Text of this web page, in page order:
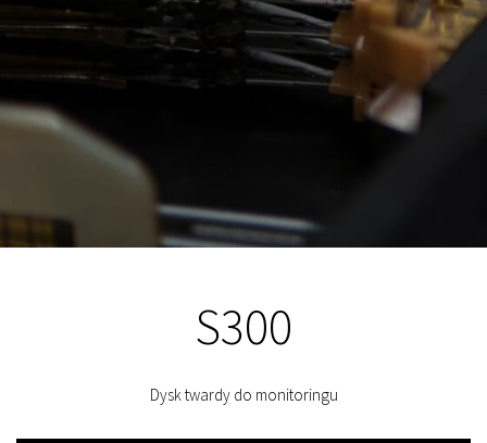
S300
Dysk twardy do monitoringu